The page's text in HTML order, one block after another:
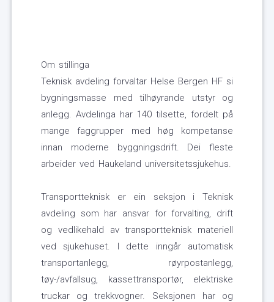
Om stillinga
Teknisk avdeling forvaltar Helse Bergen HF si
bygningsmasse med tilhøyrande utstyr og
anlegg. Avdelinga har 140 tilsette, fordelt på
mange faggrupper med høg kompetanse
innan moderne byggningsdrift. Dei fleste
arbeider ved Haukeland universitetssjukehus.
Transportteknisk er ein seksjon i Teknisk
avdeling som har ansvar for forvalting, drift
og vedlikehald av transportteknisk materiell
ved sjukehuset. I dette inngår automatisk
transportanlegg, røyrpostanlegg,
tøy-/avfallsug, kassettransportør, elektriske
truckar og trekkvogner. Seksjonen har og